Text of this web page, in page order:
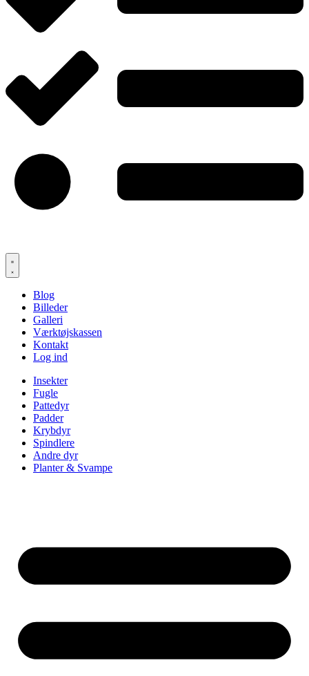
Blog
Billeder
Galleri
Værktøjskassen
Kontakt
Log ind
Insekter
Fugle
Pattedyr
Padder
Krybdyr
Spindlere
Andre dyr
Planter & Svampe